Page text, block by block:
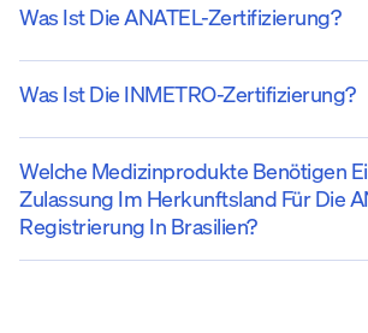
Was Ist Die ANATEL-Zertifizierung?
Was Ist Die INMETRO-Zertifizierung?
Welche Medizinprodukte Benötigen
Zulassung Im Herkunftsland Für Die
Registrierung In Brasilien?